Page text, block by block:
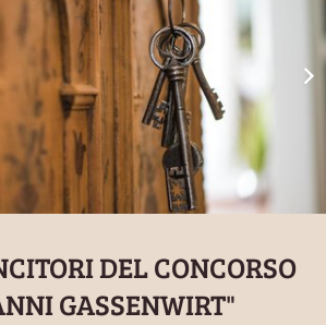
DEL CONCORSO
GASSENWIRT"